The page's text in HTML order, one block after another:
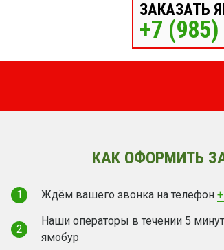
ЗАКАЗАТЬ
+7
КАК ОФОРМИТЬ
1 Ждём вашего звонка на телефон
2
Наши операторы в течении 5
ямобур